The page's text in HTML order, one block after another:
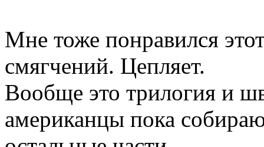
Мне тоже понравился
смягчений. Цепляет.
Вообще это трилогия и
американцы пока